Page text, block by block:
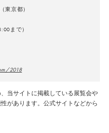
東京都）
まで）
2018
当サイトに掲載している展覧会や
があります。公式サイトなどから